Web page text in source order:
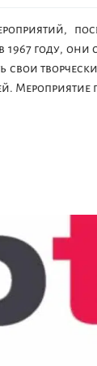
1967 году,
Мероприятие